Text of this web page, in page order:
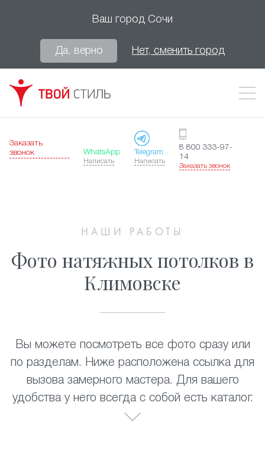
Ваш город Сочи
Да, верно Нет, сменить город
Заказать
звонок
WhatsApp
Написать
Telegram
Написать
8 800 333-97-
14
Заказать звонок
НАШИ РАБОТЫ
Фото натяжных потолков в
Климовске
Вы можете посмотреть все фото сразу или
по разделам. Ниже расположена ссылка для
вызова замерного мастера. Для вашего
удобства у него всегда с собой есть каталог.